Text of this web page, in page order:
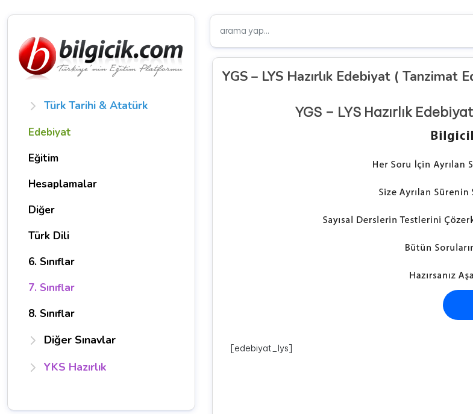
Türk Tarihi & Atatürk
Edebiyat
Eğitim
Hesaplamalar
Diğer
Türk Dili
6. Sınıflar
7. Sınıflar
8. Sınıflar
Diğer Sınavlar
YKS Hazırlık
YGS – LYS Hazırlık Edebiyat ( Tanzimat
YGS – LYS Hazırlık
[edebiyat_lys]